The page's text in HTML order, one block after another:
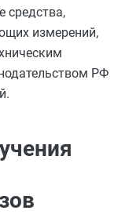
средства,
измерений,
РФ